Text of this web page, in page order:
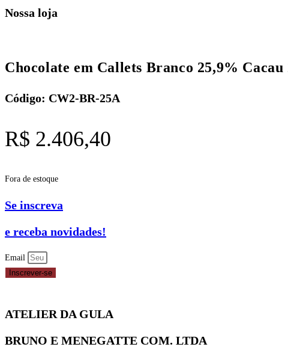
Nossa loja
Chocolate em Callets Branco 25,9%
Código: CW2-BR-25A
R$ 2.406,40
Fora de estoque
Se inscreva
e receba novidades!
Email
Inscrever-se
ATELIER DA GULA
BRUNO E MENEGATTE COM. LTDA